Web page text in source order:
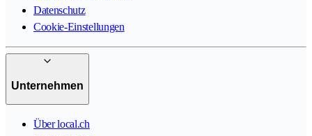
Datenschutz
Cookie-Einstellungen
Unternehmen
Über local.ch